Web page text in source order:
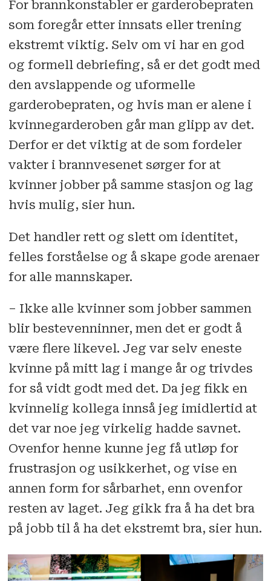
For brannkonstabler er garderobe­praten
som foregår etter innsats eller trening
ekstremt viktig. Selv om vi har en god
og formell debriefing, så er det godt med
den avslappende og uformelle
garderobepraten, og hvis man er alene i
kvinnegarderoben går man glipp av det.
Derfor er det viktig at de som fordeler
vakter i brannvesenet sørger for at
kvinner jobber på samme stasjon og lag
hvis mulig, sier hun.
Det handler rett og slett om identitet,
felles forståelse og å skape gode arenaer
for alle mannskaper.
– Ikke alle kvinner som jobber sammen
blir bestevenninner, men det er godt å
være flere likevel. Jeg var selv eneste
kvinne på mitt lag i mange år og trivdes
for så vidt godt med det. Da jeg fikk en
kvinnelig kollega innså jeg imidlertid at
det var noe jeg virkelig hadde savnet.
Ovenfor henne kunne jeg få utløp for
frustrasjon og usikkerhet, og vise en
annen form for sårbarhet, enn ovenfor
resten av laget. Jeg gikk fra å ha det bra
på jobb til å ha det ekstremt bra, sier hun.